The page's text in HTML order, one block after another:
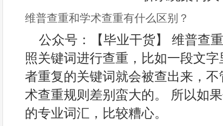
维普查重和学术查重有什么区别？
公众号：【毕业干货】 维普查
照关键词进行查重，比如一段文
者重复的关键词就会被查出来，
术查重规则差别蛮大的。 所以如
的专业词汇，比较糟心。